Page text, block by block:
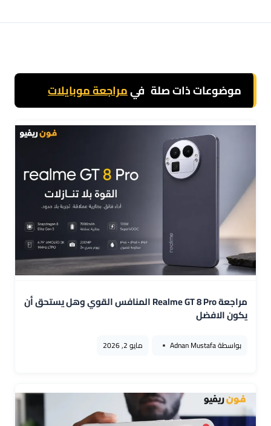
موضوعات ذات صلة فيمراجعة موبايلات
مراجعة Realme GT 8 Pro المنافس القوي وهل يستحق أن
يكون الافضل
بواسطةAdnan Mustafa مايو 2, 2026